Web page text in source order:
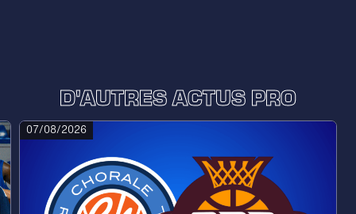
D'AUTRES ACTUS PRO
07/08/2026